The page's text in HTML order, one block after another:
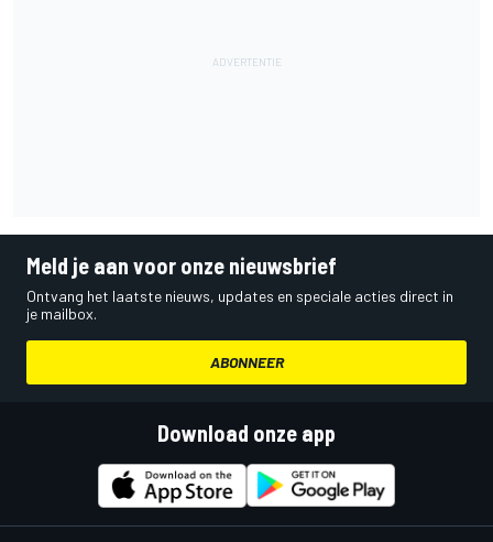
Meld je aan voor onze nieuwsbrief
Ontvang het laatste nieuws, updates en speciale acties direct in
je mailbox.
ABONNEER
Download onze app